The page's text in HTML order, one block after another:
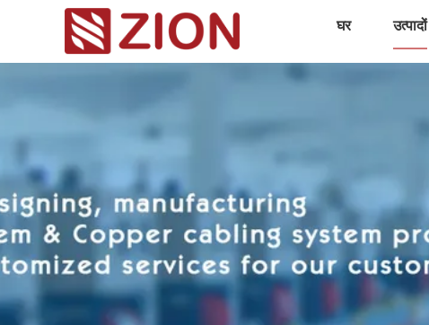
घर उत्पादों